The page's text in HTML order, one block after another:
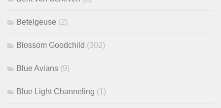
Betelgeuse (2)
Blossom Goodchild (302)
Blue Avians (9)
Blue Light Channeling (1)